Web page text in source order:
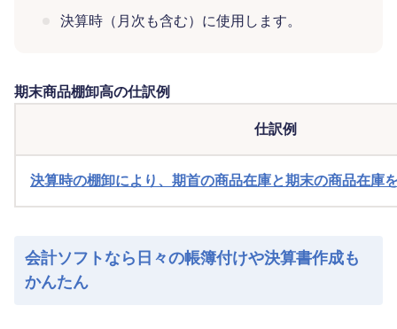
決算時（月次も含む）に使用します。
期末商品棚卸高の仕訳例
仕訳例
決算時の棚卸により、期首の商品在庫と期末の商品在庫
会計ソフトなら日々の帳簿付けや決算書作成も
かんたん